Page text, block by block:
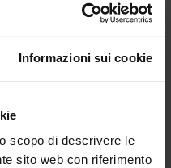
Informazioni sui cookie
scopo di descrivere le
sito web con riferimento
basale
in pratica
quali sono i
del corpo?
del cuore: fattori di rischio